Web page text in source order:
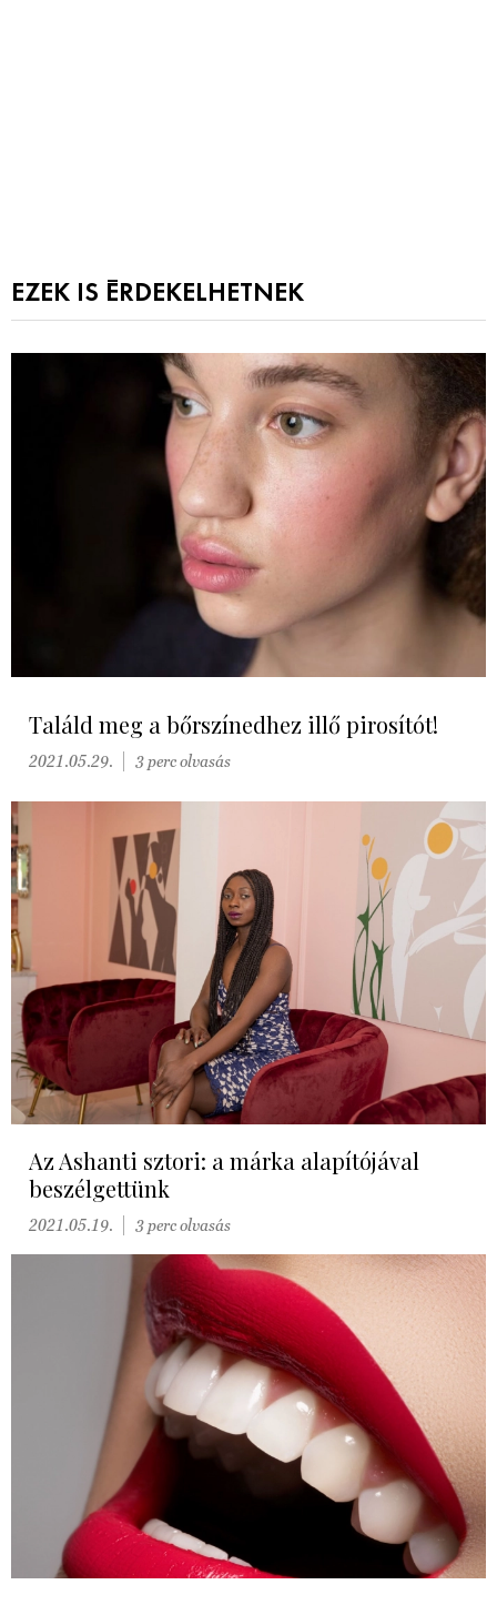
EZEK IS ÉRDEKELHETNEK
Találd meg a bőrszínedhez illő pirosítót!
2021.05.29. 3 perc olvasás
Az Ashanti sztori: a márka alapítójával
beszélgettünk
2021.05.19. 3 perc olvasás